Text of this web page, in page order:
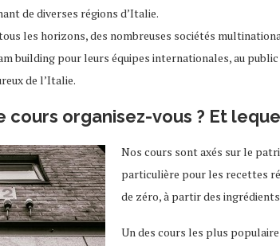
de diverses régions d’Italie.
les horizons, des nombreuses sociétés
building pour leurs équipes internationales, au
de l’Italie.
cours organisez-vous ? Et
Nos cours sont axés sur le
particulière pour les recettes
de zéro, à partir des ingrédients
Undes cours les plus